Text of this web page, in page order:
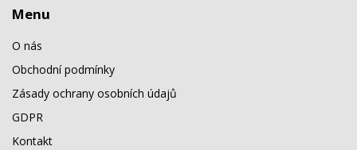
Menu
O nás
Obchodní podmínky
Zásady ochrany osobních údajů
GDPR
Kontakt